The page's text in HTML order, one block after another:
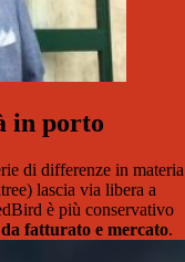
in porto
di differenze in materia
lascia via libera a
è più conservativo
fatturato e mercato.